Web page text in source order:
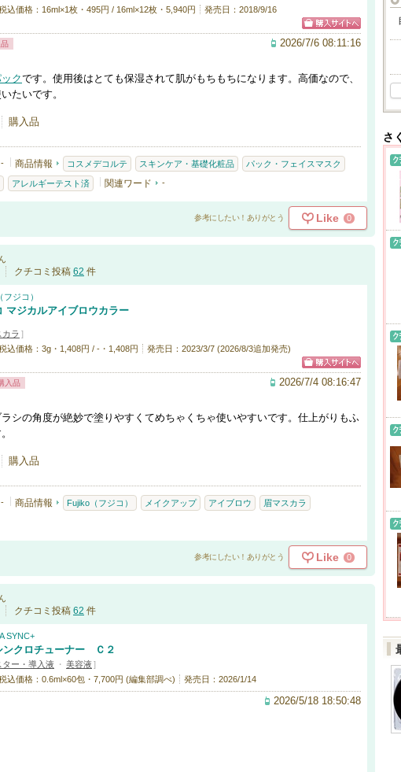
込価格：16ml×1枚・495円 / 16ml×12枚・5,940円
発売日：2018/9/16
2026/7/6 08:11:16
クです。使用後はとても保湿されて肌がもちもちになります。高価なので、
たいです。
購入品
- 商品情報 コスメデコルテ スキンケア・基礎化粧品 パック・フェイスマスク
アレルギーテスト済 関連ワード -
参考にしたい！ありがとう Like 0
クチコミ投稿 62 件
ジコ）
マジカルアイブロウカラー
カラ ]
込価格：3g・1,408円 / -・1,408円
発売日：2023/3/7 (2026/8/3追加発売)
入品 2026/7/4 08:16:47
シの角度が絶妙で塗りやすくてめちゃくちゃ使いやすいです。仕上がりもふ
購入品
- 商品情報 Fujiko（フジコ） メイクアップ アイブロウ 眉マスカラ
参考にしたい！ありがとう Like 0
クチコミ投稿 62 件
SYNC+
ンクロチューナー Ｃ２
ター・導入液 ・ 美容液]
込価格：0.6ml×60包・7,700円 (編集部調べ)
発売日：2026/1/14
2026/5/18 18:50:48
さ